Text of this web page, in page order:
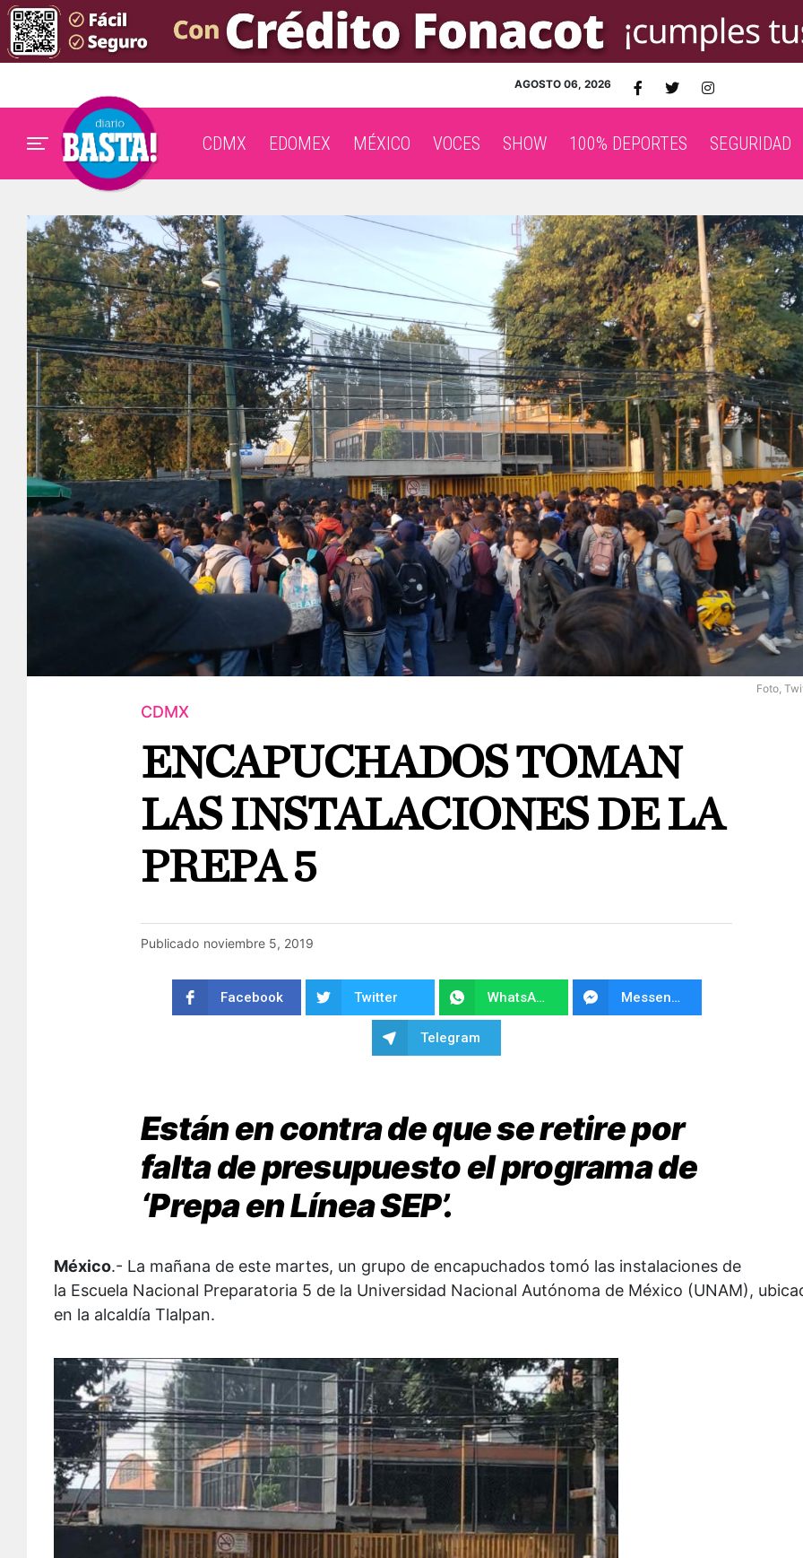
AGOSTO 06, 2026
CDMX EDOMEX MÉXICO VOCES SHOW 100% DEPORTES SEGURIDAD
Foto,
CDMX
ENCAPUCHADOS TOMAN
LAS INSTALACIONES DE LA
PREPA 5
Publicado noviembre 5, 2019
Facebook Twitter WhatsApp Messenger
Telegram
Están en contra de que se retire por
falta de presupuesto el programa de
‘Prepa en Línea SEP’.
México.- La mañana de este martes, un grupo de encapuchados tomó las instalaciones de
la Escuela Nacional Preparatoria 5 de la Universidad Nacional Autónoma de México (UNAM),
en la alcaldía Tlalpan.